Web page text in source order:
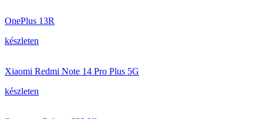
OnePlus 13R
készleten
Xiaomi Redmi Note 14 Pro Plus 5G
készleten